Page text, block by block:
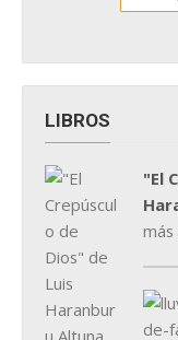
LIBROS
"El
más